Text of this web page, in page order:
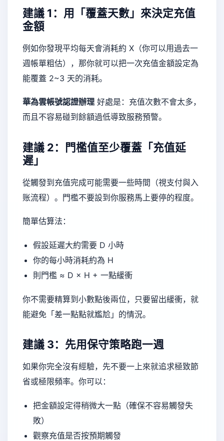
建議 1：用「覆蓋天數」來決定充值
金額
例如你發現平均每天會消耗約 X（你可以用過去一
週帳單粗估），那你就可以把一次充值金額設定為
能覆蓋 2~3 天的消耗。
華為雲帳號認證辦理 好處是：充值次數不會太多，
而且不容易碰到餘額過低導致服務預警。
建議 2：門檻值至少覆蓋「充值延
遲」
從觸發到充值完成可能需要一些時間（視支付與入
账流程）。門檻不要設到你服務馬上要停的程度。
簡單估算法：
假設延遲大約需要 D 小時
你的每小時消耗約為 H
則門檻 ≈ D × H + 一點緩衝
你不需要精算到小數點後兩位，只要留出緩衝，就
能避免「差一點點就尷尬」的情況。
建議 3：先用保守策略跑一週
如果你完全沒有經驗，先不要一上來就追求極致節
省或極限頻率。你可以：
把金額設定得稍微大一點（確保不容易觸發失
敗）
觀察充值是否按預期觸發